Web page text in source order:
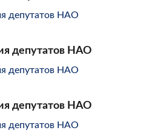
депутатов НАО
депутатов НАО